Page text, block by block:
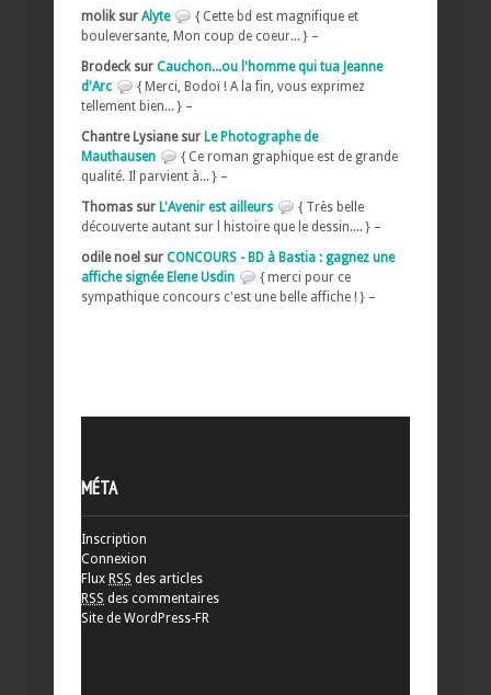
molik sur Alyte
{ Cette bd est magnifique et
bouleversante, Mon coup de coeur... } –
Brodeck sur Cauchon...ou l'homme qui tua Jeanne
d'Arc
{ Merci, Bodoï ! A la fin, vous exprimez
tellement bien... } –
Chantre Lysiane sur Le Photographe de
Mauthausen
{ Ce roman graphique est de grande
qualité. Il parvient à... } –
Thomas sur L'Avenir est ailleurs
{ Très belle
découverte autant sur l histoire que le dessin.... } –
odile noel sur CONCOURS - BD à Bastia : gagnez une
affiche signée Elene Usdin
{ merci pour ce
sympathique concours c'est une belle affiche ! } –
MÉTA
Inscription
Connexion
Flux RSS des articles
RSS des commentaires
Site de WordPress-FR